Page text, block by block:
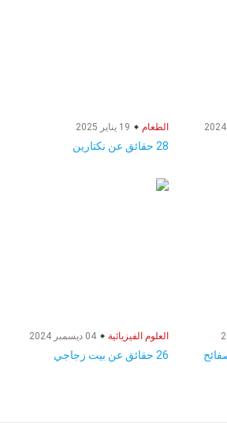
الطعام
28 حقائق عن نكتارين
العلوم الفيزيائية
26 حقائق عن بيت زجاجي